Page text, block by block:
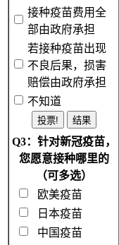
接种疫苗费用全
部由政府承担
若接种疫苗出现
不良后果，损害
赔偿由政府承担
不知道
Q3：针对新冠疫苗，
您愿意接种哪里的
（可多选）
欧美疫苗
日本疫苗
中国疫苗